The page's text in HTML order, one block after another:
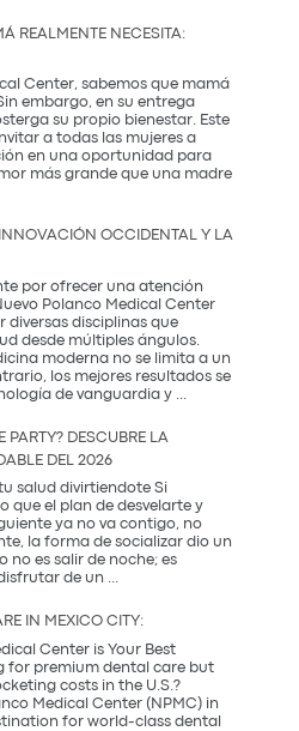
REALMENTE NECESITA:
Center, sabemos que mamá
embargo, en su entrega
su propio bienestar. Este
a todas las mujeres a
en una oportunidad para
más grande que una madre
OCCIDENTAL Y LA
por ofrecer una atención
Polanco Medical Center
diversas disciplinas que
desde múltiples ángulos.
moderna no se limita a un
los mejores resultados se
de vanguardia y
y
la
Tradición
PARTY? DESCUBRE LA
DEL 2026
salud divirtiendote Si
que el plan de desvelarte y
ya no va contigo, no
la forma de socializar dio un
no es salir de noche; es
de un ...
una
Party?
Descubre
la
tendencia
más
IN MEXICO CITY:
Center is Your Best
for premium dental care but
costs in the U.S.?
Medical Center (NPMC) in
for world-class dental